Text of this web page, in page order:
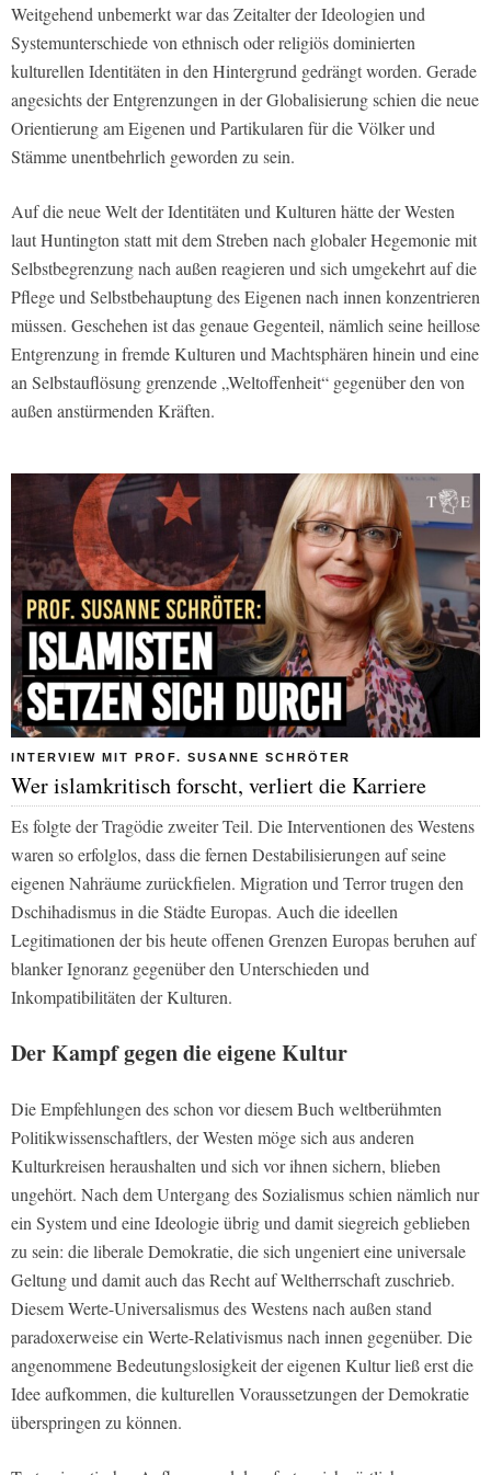
Weitgehend unbemerkt war das Zeitalter der Ideologien und
Systemunterschiede von ethnisch oder religiös dominierten
kulturellen Identitäten in den Hintergrund gedrängt worden. Gerade
angesichts der Entgrenzungen in der Globalisierung schien die neue
Orientierung am Eigenen und Partikularen für die Völker und
Stämme unentbehrlich geworden zu sein.
Auf die neue Welt der Identitäten und Kulturen hätte der Westen
laut Huntington statt mit dem Streben nach globaler Hegemonie mit
Selbstbegrenzung nach außen reagieren und sich umgekehrt auf die
Pflege und Selbstbehauptung des Eigenen nach innen konzentrieren
müssen. Geschehen ist das genaue Gegenteil, nämlich seine heillose
Entgrenzung in fremde Kulturen und Machtsphären hinein und eine
an Selbstauflösung grenzende „Weltoffenheit“ gegenüber den von
außen anstürmenden Kräften.
INTERVIEW MIT PROF. SUSANNE SCHRÖTER
Wer islamkritisch forscht, verliert die Karriere
Es folgte der Tragödie zweiter Teil. Die Interventionen des Westens
waren so erfolglos, dass die fernen Destabilisierungen auf seine
eigenen Nahräume zurückfielen. Migration und Terror trugen den
Dschihadismus in die Städte Europas. Auch die ideellen
Legitimationen der bis heute offenen Grenzen Europas beruhen auf
blanker Ignoranz gegenüber den Unterschieden und
Inkompatibilitäten der Kulturen.
Der Kampf gegen die eigene Kultur
Die Empfehlungen des schon vor diesem Buch weltberühmten
Politikwissenschaftlers, der Westen möge sich aus anderen
Kulturkreisen heraushalten und sich vor ihnen sichern, blieben
ungehört. Nach dem Untergang des Sozialismus schien nämlich nur
ein System und eine Ideologie übrig und damit siegreich geblieben
zu sein: die liberale Demokratie, die sich ungeniert eine universale
Geltung und damit auch das Recht auf Weltherrschaft zuschrieb.
Diesem Werte-Universalismus des Westens nach außen stand
paradoxerweise ein Werte-Relativismus nach innen gegenüber. Die
angenommene Bedeutungslosigkeit der eigenen Kultur ließ erst die
Idee aufkommen, die kulturellen Voraussetzungen der Demokratie
überspringen zu können.